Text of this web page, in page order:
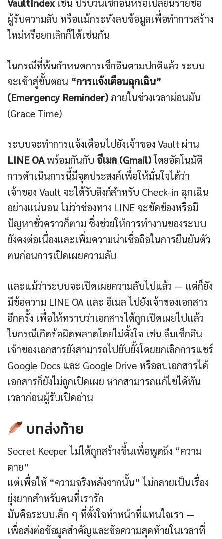
VaultIndexเช่น ปรับวันเช็กอินหรือเปลี่ยนรายชื่อ
ผู้รับความลับ หรือแม้กระทั่งลบข้อมูลเพื่อทำการสร้าง
ใหม่หรือยกเลิกก็ได้เช่นกัน
ในกรณีที่พ้นกำหนดการเช็กอินตามปกติแล้ว ระบบ
จะเข้าสู่ขั้นตอน “การแจ้งเตือนฉุกเฉิน”
(Emergency Reminder) ภายในช่วงเวลาผ่อนผัน
(Grace Time)
ระบบจะทำการแจ้งเตือนไปยังเจ้าของ Vault ผ่าน
LINE OAพร้อมกันกับ อีเมล (Gmail)โดยอัตโนมัติ
การดำเนินการนี้มีจุดประสงค์เพื่อให้มั่นใจได้ว่า
เจ้าของ Vault จะได้รับลิงก์สำหรับ Check-in ฉุกเฉิน
อย่างแน่นอน ไม่ว่าช่องทาง LINE จะขัดข้องหรือมี
ปัญหาชั่วคราวก็ตาม ซึ่งช่วยให้การทำงานของระบบ
ยังคงต่อเนื่องและเพิ่มความน่าเชื่อถือในการยืนยันตัว
ตนก่อนการเปิดเผยความลับ
และแม้ว่าระบบจะเปิดเผยความลับไปแล้ว — แต่ก็ยัง
มีข้อความ LINE OA และ อีเมล ไปยังเจ้าของเอกสาร
อีกครั้ง เพื่อให้ทราบว่าเอกสารได้ถูกเปิดเผยไปแล้ว
ในกรณีเกิดข้อผิดพลาดโดยไม่ตั้งใจ เช่น ลืมเช็กอิน
เจ้าของเอกสารยังสามารถไปยับยั้งโดยยกเลิกการแชร์
Google Docs และ Google Drive หรือลบเอกสารได้
เอกสารก็ยังไม่ถูกเปิดเผย หากสามารถแก้ไขได้ทัน
เวลาก่อนผู้รับเปิดอ่าน
บทส่งท้าย
Secret Keeper ไม่ได้ถูกสร้างขึ้นเพื่อพูดถึง “ความ
ตาย”
แต่เพื่อให้ “ความจริงหลังจากนั้น” ไม่กลายเป็นเรื่อง
ยุ่งยากสำหรับคนที่เรารัก
มันคือระบบเล็ก ๆ ที่ตั้งใจทำหน้าที่แทนใจเรา —
เพื่อส่งต่อข้อมูลสำคัญและข้อความสุดท้ายในเวลาที่